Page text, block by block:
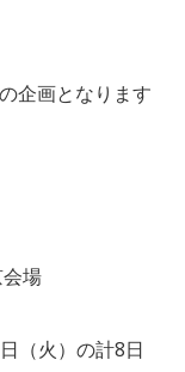
企画となります
場
（火）の計8日